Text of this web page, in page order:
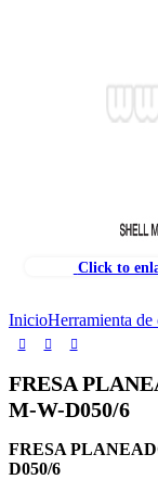
Click to
InicioHerramienta de
FRESA
M-W-D050/6
FRESA
D050/6